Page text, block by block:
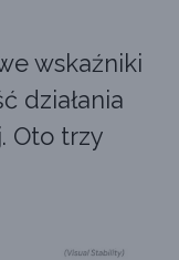
wskaźniki
działania
Oto trzy